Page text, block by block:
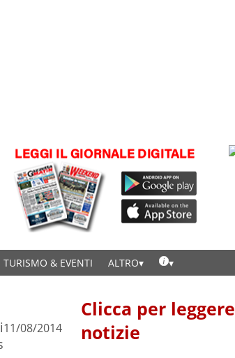
TURISMO & EVENTI ALTRO
11/08/2014
Clicca per
notizie